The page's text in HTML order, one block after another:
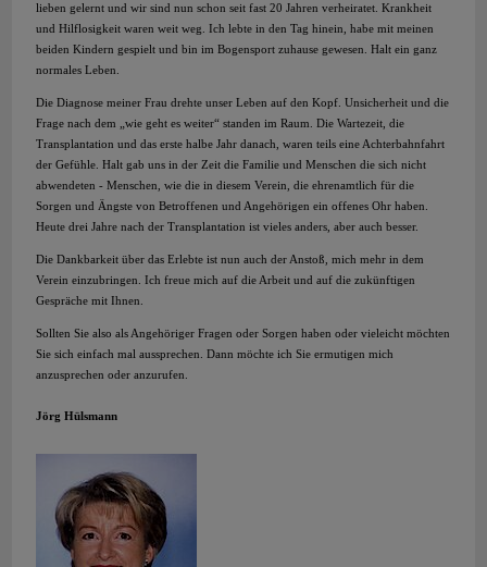
lieben gelernt und wir sind nun schon seit fast 20 Jahren verheiratet. Krankheit
und Hilflosigkeit waren weit weg. Ich lebte in den Tag hinein, habe mit meinen
beiden Kindern gespielt und bin im Bogensport zuhause gewesen. Halt ein ganz
normales Leben.
Die Diagnose meiner Frau drehte unser Leben auf den Kopf. Unsicherheit und die
Frage nach dem „wie geht es weiter“ standen im Raum. Die Wartezeit, die
Transplantation und das erste halbe Jahr danach, waren teils eine Achterbahnfahrt
der Gefühle. Halt gab uns in der Zeit die Familie und Menschen die sich nicht
abwendeten - Menschen, wie die in diesem Verein, die ehrenamtlich für die
Sorgen und Ängste von Betroffenen und Angehörigen ein offenes Ohr haben.
Heute drei Jahre nach der Transplantation ist vieles anders, aber auch besser.
Die Dankbarkeit über das Erlebte ist nun auch der Anstoß, mich mehr in dem
Verein einzubringen. Ich freue mich auf die Arbeit und auf die zukünftigen
Gespräche mit Ihnen.
Sollten Sie also als Angehöriger Fragen oder Sorgen haben oder vieleicht möchten
Sie sich einfach mal aussprechen. Dann möchte ich Sie ermutigen mich
anzusprechen oder anzurufen.
Jörg Hülsmann